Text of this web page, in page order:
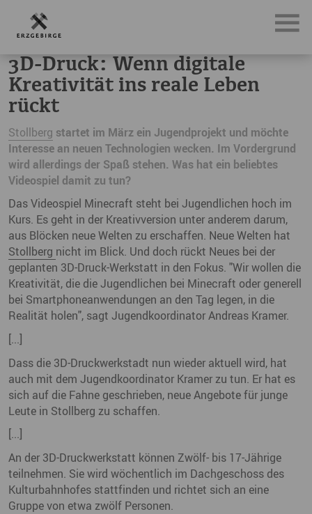
News, Neuigkeiten & Nachrichten aus dem Erzgebirge
3D-Druck: Wenn digitale
Kreativität ins reale Leben
rückt
Stollberg startet im März ein Jugendprojekt und möchte
Interesse an neuen Technologien wecken. Im Vordergrund
wird allerdings der Spaß stehen. Was hat ein beliebtes
Videospiel damit zu tun?
Das Videospiel Minecraft steht bei Jugendlichen hoch im
Kurs. Es geht in der Kreativversion unter anderem darum,
aus Blöcken neue Welten zu erschaffen. Neue Welten hat
Stollberg nicht im Blick. Und doch rückt Neues bei der
geplanten 3D-Druck-Werkstatt in den Fokus. "Wir wollen die
Kreativität, die die Jugendlichen bei Minecraft oder generell
bei Smartphoneanwendungen an den Tag legen, in die
Realität holen", sagt Jugendkoordinator Andreas Kramer.
[...]
Dass die 3D-Druckwerkstadt nun wieder aktuell wird, hat
auch mit dem Jugendkoordinator Kramer zu tun. Er hat es
sich auf die Fahne geschrieben, neue Angebote für junge
Leute in Stollberg zu schaffen.
[...]
An der 3D-Druckwerkstatt können Zwölf- bis 17-Jährige
teilnehmen. Sie wird wöchentlich im Dachgeschoss des
Kulturbahnhofes stattfinden und richtet sich an eine
Gruppe von etwa zwölf Personen.